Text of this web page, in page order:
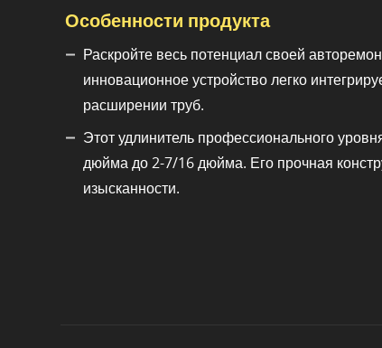
Особенности продукта
Раскройте весь потенциал своей
инновационное устройство легко
расширении труб.
Этот удлинитель профессионального
дюйма до 2-7/16 дюйма. Его прочная
изысканности.